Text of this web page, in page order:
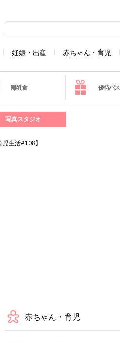
妊娠・出産 赤ちゃん・育児
離乳食 優待パス
写真スタジオ
生活#108】
赤ちゃん・育児